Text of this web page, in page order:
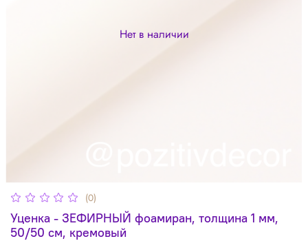
Нет в наличии
(0)
Уценка - ЗЕФИРНЫЙ фоамиран, толщина 1 мм,
50/50 см, кремовый